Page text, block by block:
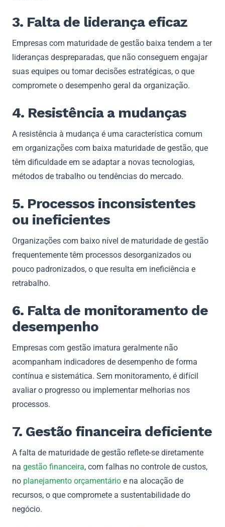
3. Falta de liderança eficaz
Empresas com maturidade de gestão baixa tendem a ter
lideranças despreparadas, que não conseguem engajar
suas equipes ou tomar decisões estratégicas, o que
compromete o desempenho geral da organização.
4. Resistência a mudanças
A resistência à mudança é uma característica comum
em organizações com baixa maturidade de gestão, que
têm dificuldade em se adaptar a novas tecnologias,
métodos de trabalho ou tendências do mercado.
5. Processos inconsistentes
ou ineficientes
Organizações com baixo nível de maturidade de gestão
frequentemente têm processos desorganizados ou
pouco padronizados, o que resulta em ineficiência e
retrabalho.
6. Falta de monitoramento de
desempenho
Empresas com gestão imatura geralmente não
acompanham indicadores de desempenho de forma
contínua e sistemática. Sem monitoramento, é difícil
avaliar o progresso ou implementar melhorias nos
processos.
7. Gestão financeira deficiente
A falta de maturidade de gestão reflete-se diretamente
na gestão financeira, com falhas no controle de custos,
no planejamento orçamentário e na alocação de
recursos, o que compromete a sustentabilidade do
negócio.